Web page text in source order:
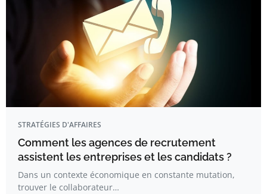
STRATÉGIES D'AFFAIRES
Comment les agences de recrutement
assistent les entreprises et les candidats ?
Dans un contexte économique en constante mutation,
trouver le collaborateur…